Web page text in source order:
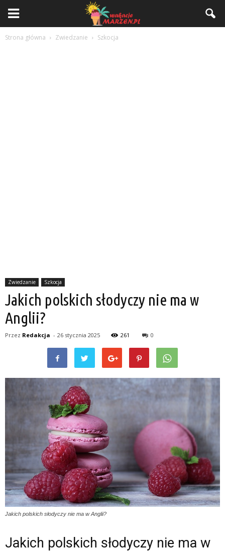
Strona główna Zwiedzanie Szkocja
Zwiedzanie Szkocja
Jakich polskich słodyczy nie ma w
Anglii?
Przez Redakcja - 26 stycznia 2025 261 0
Jakich polskich słodyczy nie ma w Anglii?
Jakich polskich słodyczy nie ma w